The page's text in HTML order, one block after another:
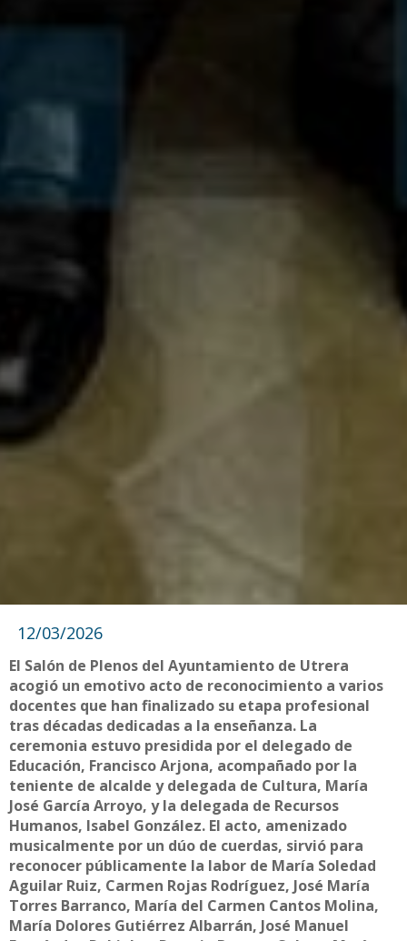
12/03/2026
El Salón de Plenos del Ayuntamiento de Utrera
acogió un emotivo acto de reconocimiento a varios
docentes que han finalizado su etapa profesional
tras décadas dedicadas a la enseñanza. La
ceremonia estuvo presidida por el delegado de
Educación, Francisco Arjona, acompañado por la
teniente de alcalde y delegada de Cultura, María
José García Arroyo, y la delegada de Recursos
Humanos, Isabel González. El acto, amenizado
musicalmente por un dúo de cuerdas, sirvió para
reconocer públicamente la labor de María Soledad
Aguilar Ruiz, Carmen Rojas Rodríguez, José María
Torres Barranco, María del Carmen Cantos Molina,
María Dolores Gutiérrez Albarrán, José Manuel